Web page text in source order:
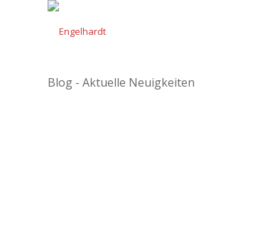
Blog - Aktuelle Neuigkeiten